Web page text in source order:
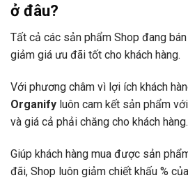
ở đâu?
Tất cả các sản phẩm Shop đang
giảm giá ưu đãi tốt cho khách hàng.
Với phương châm vì lợi ích khách
Organify luôn cam kết sản phẩm
và giá cả phải chăng cho khách hàng.
Giúp khách hàng mua được sản
đãi, Shop luôn giảm chiết khấu %